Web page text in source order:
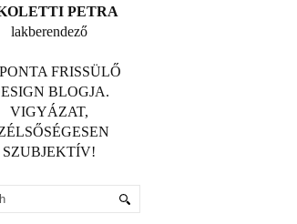
PETRA
lakberendező
FRISSÜLŐ
BLOGJA.
VIGYÁZAT,
SZUBJEKTÍV!